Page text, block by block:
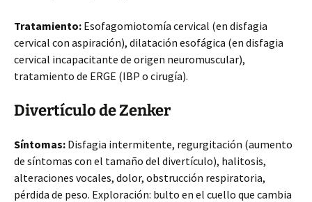
Tratamiento: Esofagomiotomía cervical (en disfagia
cervical con aspiración), dilatación esofágica (en disfagia
cervical incapacitante de origen neuromuscular),
tratamiento de ERGE (IBP o cirugía).
Divertículo de Zenker
Síntomas: Disfagia intermitente, regurgitación (aumento
de síntomas con el tamaño del divertículo), halitosis,
alteraciones vocales, dolor, obstrucción respiratoria,
pérdida de peso. Exploración: bulto en el cuello que cambia